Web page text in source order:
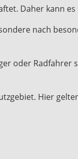
Daher kann
nach
oder
Hier